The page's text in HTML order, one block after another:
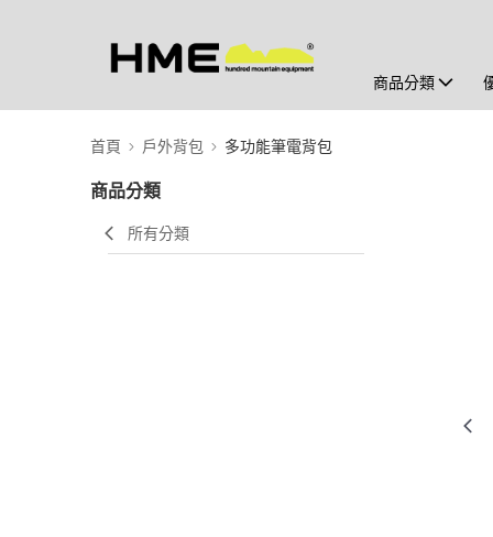
商品分類
首頁 戶外背包 多功能筆電背包
商品分類
所有分類